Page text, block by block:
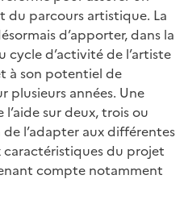
du parcours artistique. La
d’apporter, dans la
cycle d’activité de l’artiste
à son potentiel de
plusieurs années. Une
sur deux, trois ou
l’adapter aux différentes
du projet
compte notamment